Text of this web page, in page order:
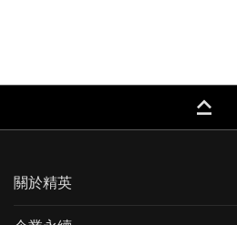
keyboard_capslock
關於精英